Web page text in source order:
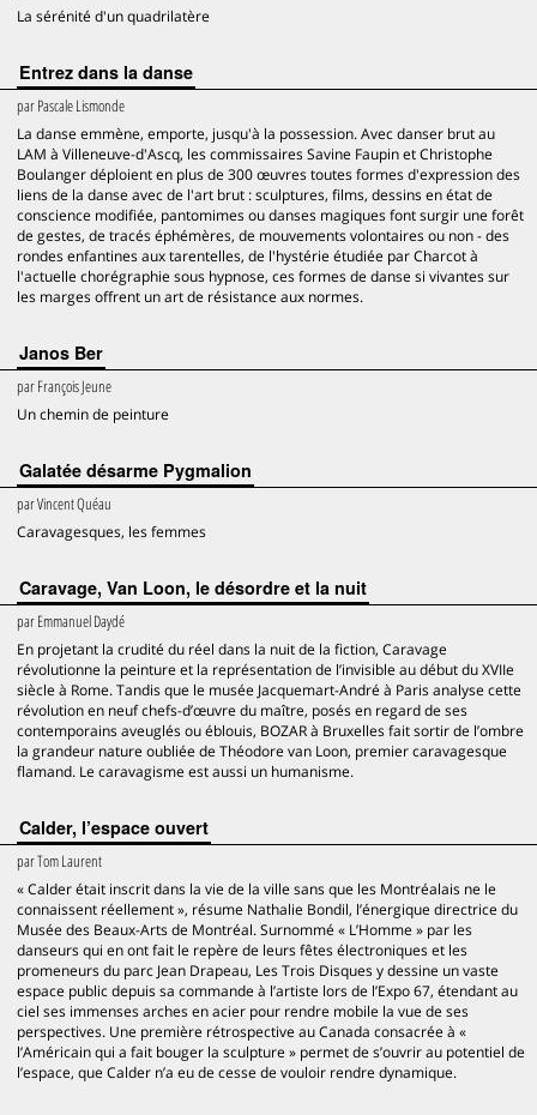
La sérénité d'un quadrilatère
Entrez dans la danse
parPascale Lismonde
La danse emmène, emporte, jusqu'à la possession. Avec danser brut au
LAM à Villeneuve-d'Ascq, les commissaires Savine Faupin et Christophe
Boulanger déploient en plus de 300 œuvres toutes formes d'expression des
liens de la danse avec de l'art brut : sculptures, films, dessins en état de
conscience modifiée, pantomimes ou danses magiques font surgir une forêt
de gestes, de tracés éphémères, de mouvements volontaires ou non - des
rondes enfantines aux tarentelles, de l'hystérie étudiée par Charcot à
l'actuelle chorégraphie sous hypnose, ces formes de danse si vivantes sur
les marges offrent un art de résistance aux normes.
Janos Ber
parFrançois Jeune
Un chemin de peinture
Galatée désarme Pygmalion
parVincent Quéau
Caravagesques, les femmes
Caravage, Van Loon, le désordre et la nuit
parEmmanuel Daydé
En projetant la crudité du réel dans la nuit de la fiction, Caravage
révolutionne la peinture et la représentation de l’invisible au début du XVIIe
siècle à Rome. Tandis que le musée Jacquemart-André à Paris analyse cette
révolution en neuf chefs-d’œuvre du maître, posés en regard de ses
contemporains aveuglés ou éblouis, BOZAR à Bruxelles fait sortir de l’ombre
la grandeur nature oubliée de Théodore van Loon, premier caravagesque
flamand. Le caravagisme est aussi un humanisme.
Calder, l’espace ouvert
parTom Laurent
« Calder était inscrit dans la vie de la ville sans que les Montréalais ne le
connaissent réellement », résume Nathalie Bondil, l’énergique directrice du
Musée des Beaux-Arts de Montréal. Surnommé « L’Homme » par les
danseurs qui en ont fait le repère de leurs fêtes électroniques et les
promeneurs du parc Jean Drapeau, Les Trois Disques y dessine un vaste
espace public depuis sa commande à l’artiste lors de l’Expo 67, étendant au
ciel ses immenses arches en acier pour rendre mobile la vue de ses
perspectives. Une première rétrospective au Canada consacrée à «
l’Américain qui a fait bouger la sculpture » permet de s’ouvrir au potentiel de
l’espace, que Calder n’a eu de cesse de vouloir rendre dynamique.